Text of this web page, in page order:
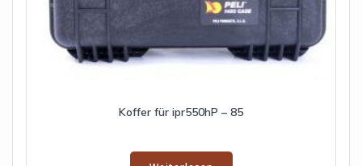
Koffer für ipr550hP – 85